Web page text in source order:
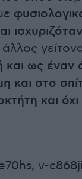
και ως
στο
και
v-